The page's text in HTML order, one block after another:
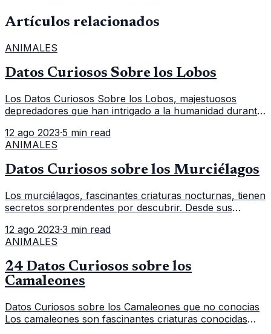
Artículos relacionados
ANIMALES
Datos Curiosos Sobre los Lobos
Los Datos Curiosos Sobre los Lobos, majestuosos
depredadores que han intrigado a la humanidad durante
aún más fascinantes.
12 ago 2023·5 min read
ANIMALES
Datos Curiosos sobre los Murciélagos
Los murciélagos, fascinantes criaturas nocturnas, tienen
secretos sorprendentes por descubrir. Desde sus
artículo te llevará
12 ago 2023·3 min read
ANIMALES
24 Datos Curiosos sobre los
Camaleones
Datos Curiosos sobre los Camaleones que no conocias
Los camaleones son fascinantes criaturas conocidas